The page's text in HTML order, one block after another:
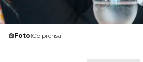
Foto:Colprensa